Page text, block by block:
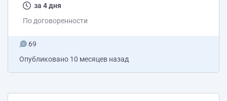
текущих трендов в дизайне; -Прикладывайте
текущему заданию; Наличие портфолио и работ в
за 4 дня
По договоренности
69
Опубликовано 10 месяцев назад